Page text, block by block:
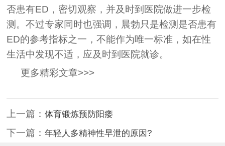
否患有ED，密切观察，并及时到医院做进一步检
测。不过专家同时也强调，晨勃只是检测是否患有
ED的参考指标之一，不能作为唯一标准，如在性
生活中发现不适，应及时到医院就诊。
更多精彩文章>>>
上一篇：体育锻炼预防阳痿
下一篇：年轻人多精神性早泄的原因?